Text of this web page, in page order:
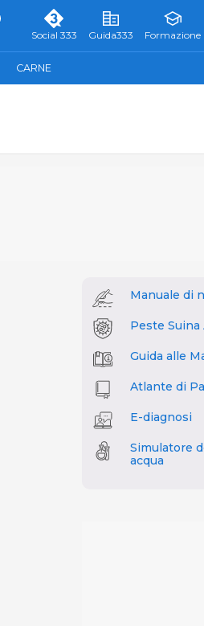
Social 333 Guida333 Formazione
CARNE
Manuale di
Peste Suina
Guida alle
Atlante di
E-diagnosi
Simulatore
acqua